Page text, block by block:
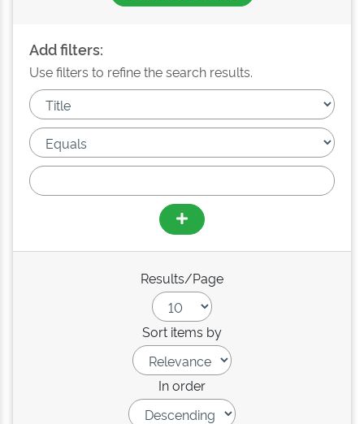
Add filters:
Use filters to refine the search results.
Results/Page
Sort items by
In order